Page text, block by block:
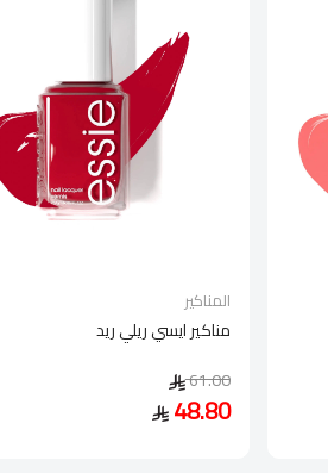
المناكير
مناكير ايسي ريلي ريد
61.00
48.80